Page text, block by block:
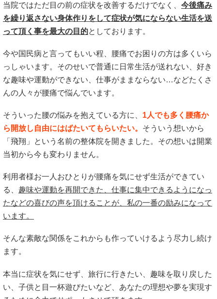
当院ではただ目の前の症状を改善するだけでなく、 今後痛み
を繰り返さない身体作りをして症状が気にならない生活を送
って頂く事を最大の目的としております。
今や国民病と言ってもいい程、腰痛でお困りの方は多くいら
っしゃいます。そのせいで普通に日常生活が送れない、好き
な趣味や運動ができない、仕事がままならない…などたくさ
んの人々が腰痛で悩んでいます。
そういった腰の悩みを抱えている方に、 1人でも多く腰痛か
ら開放し自由にはばたいてもらいたい。 そういう想いから
「飛翔」という名前の整体院を開きました。その想いは開業
当初から今も変わりません。
利用者様お一人おひとりが腰痛を気にせず生活ができてい
る、 趣味や運動を再開できた、仕事に集中できるようになっ
たなどの喜びの声を頂けることが、私の一番の励みになって
います。
そんな素敵な関係をこれからも作っていけるよう尽力し続け
ます。
本当に症状を気にせず、旅行に行きたい、趣味を取り戻した
い、子供と目一杯遊びたいなど、あなたの理想や夢を実現す